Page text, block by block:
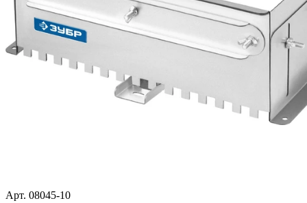
Арт. 08045-10